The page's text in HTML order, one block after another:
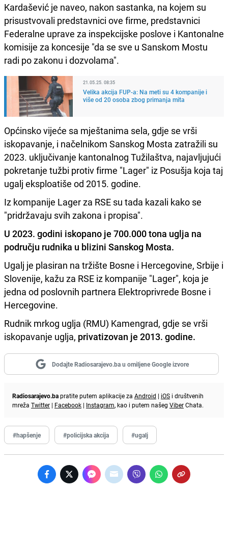
Kardašević je naveo, nakon sastanka, na kojem su
prisustvovali predstavnici ove firme, predstavnici
Federalne uprave za inspekcijske poslove i Kantonalne
komisije za koncesije "da se sve u Sanskom Mostu
radi po zakonu i dozvolama".
21.05.25. 08:35
Velika akcija FUP-a: Na meti su 4 kompanije i
više od 20 osoba zbog primanja mita
Općinsko vijeće sa mještanima sela, gdje se vrši
iskopavanje, i načelnikom Sanskog Mosta zatražili su
2023. uključivanje kantonalnog Tužilaštva, najavljujući
pokretanje tužbi protiv firme "Lager" iz Posušja koja taj
ugalj eksploatiše od 2015. godine.
Iz kompanije Lager za RSE su tada kazali kako se
"pridržavaju svih zakona i propisa".
U 2023. godini iskopano je 700.000 tona uglja na
području rudnika u blizini Sanskog Mosta.
Ugalj je plasiran na tržište Bosne i Hercegovine, Srbije i
Slovenije, kažu za RSE iz kompanije "Lager", koja je
jedna od poslovnih partnera Elektroprivrede Bosne i
Hercegovine.
Rudnik mrkog uglja (RMU) Kamengrad, gdje se vrši
iskopavanje uglja, privatizovan je 2013. godine.
Dodajte Radiosarajevo.ba u omiljene Google izvore
Radiosarajevo.bapratite putem aplikacije za Android | iOS i društvenih
mreža Twitter | Facebook | Instagram, kao i putem našeg ViberChata.
#hapšenje #policijska akcija #ugalj